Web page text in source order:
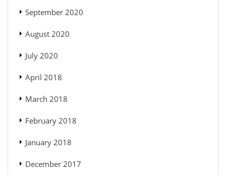
September 2020
August 2020
July 2020
April 2018
March 2018
February 2018
January 2018
December 2017